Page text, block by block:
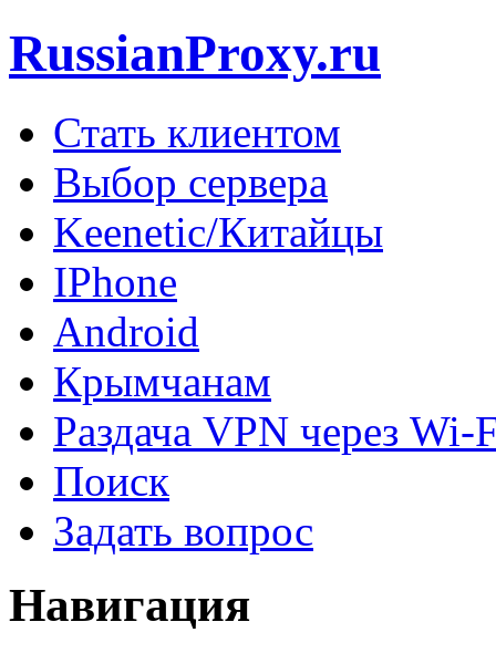
RussianProxy.ru
Стать клиентом
Выбор сервера
Keenetic/Китайцы
IPhone
Android
Крымчанам
Раздача VPN через Wi-
Поиск
Задать вопрос
Навигация